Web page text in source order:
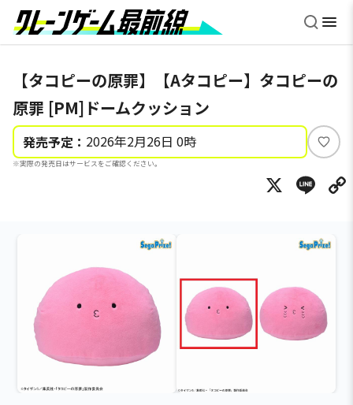
【タコピーの原罪】【Aタコピー】タコピーの
原罪 [PM]ドームクッション
発売予定： 2026年2月26日 0時
※実際の発売日はサービスをご確認ください。
い
ね
X